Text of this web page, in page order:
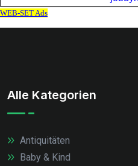
Alle Kategorien
Antiquitäten
Baby & Kind